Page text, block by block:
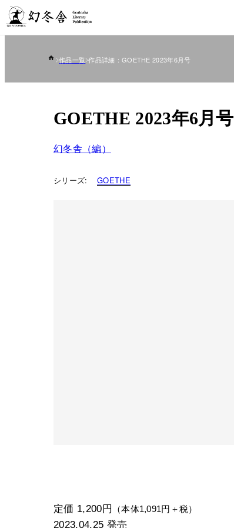
作品一覧 作品詳細：GOETHE 2023年6月号
GOETHE 2023年6月号
幻冬舎（編）
シリーズ: GOETHE
定価 1,200円 （本体1,091円＋税）
2023.04.25 発売